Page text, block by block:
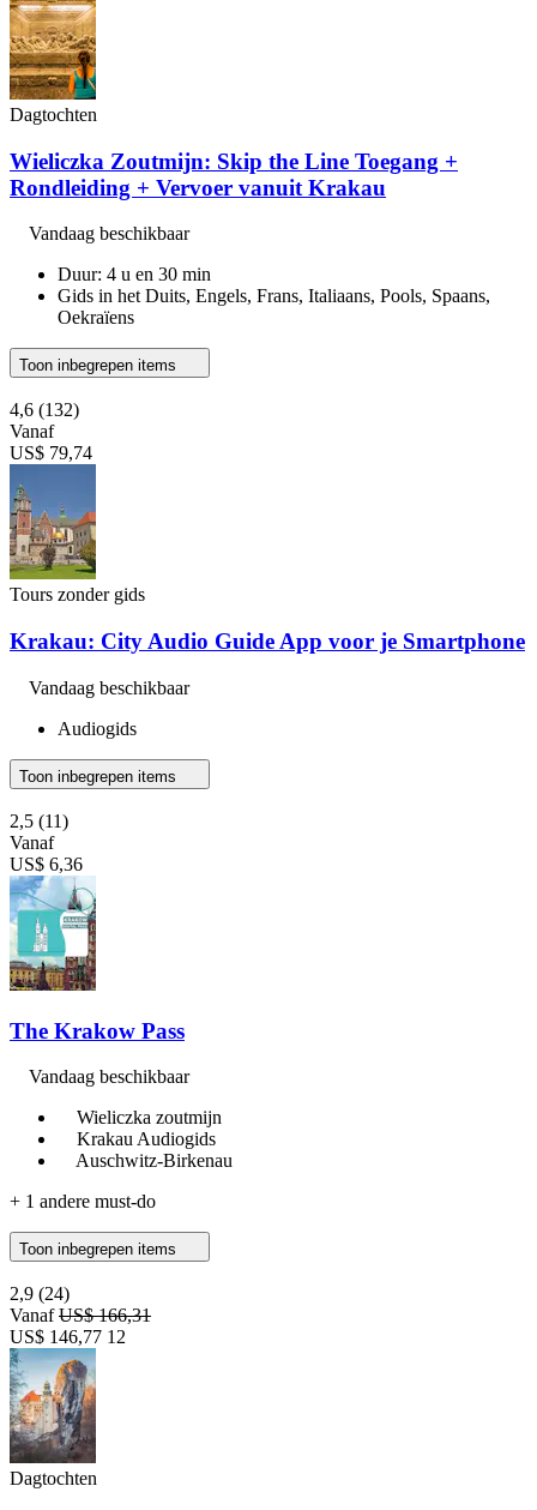
Dagtochten
Wieliczka Zoutmijn: Skip the Line Toegang +
Rondleiding + Vervoer vanuit Krakau
Vandaag beschikbaar
Duur: 4 u en 30 min
Gids in het Duits, Engels, Frans, Italiaans, Pools, Spaans,
Oekraïens
Toon inbegrepen items
4,6 (132)
Vanaf
US$ 79,74
Tours zonder gids
Krakau: City Audio Guide App voor je Smartphone
Vandaag beschikbaar
Audiogids
Toon inbegrepen items
2,5 (11)
Vanaf
US$ 6,36
The Krakow Pass
Vandaag beschikbaar
Wieliczka zoutmijn
Krakau Audiogids
Auschwitz-Birkenau
+ 1 andere must-do
Toon inbegrepen items
2,9 (24)
VanafUS$ 166,31
US$ 146,77 12
Dagtochten